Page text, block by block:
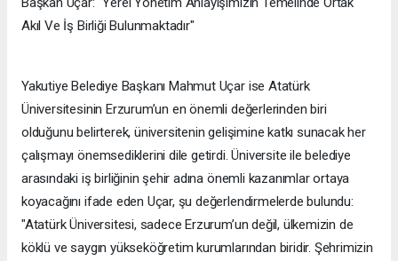
Akıl Ve İş Birliği Bulunmaktadır"
Yakutiye Belediye Başkanı Mahmut Uçar ise Atatürk
Üniversitesinin Erzurum’un en önemli değerlerinden biri
olduğunu belirterek, üniversitenin gelişimine katkı sunacak her
çalışmayı önemsediklerini dile getirdi. Üniversite ile belediye
arasındaki iş birliğinin şehir adına önemli kazanımlar ortaya
koyacağını ifade eden Uçar, şu değerlendirmelerde bulundu:
"Atatürk Üniversitesi, sadece Erzurum’un değil, ülkemizin de
köklü ve saygın yükseköğretim kurumlarından biridir. Şehrimizin